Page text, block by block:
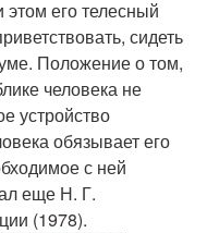
этом его телесный
сидеть
Положение о том,
человека не
устройство
обязывает его
с ней
еще Н. Г.
(1978).